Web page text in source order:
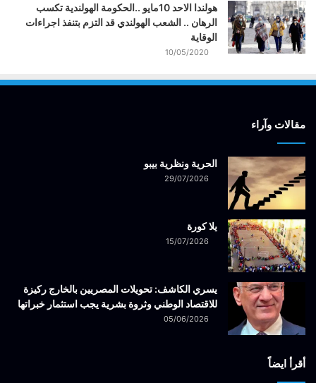
هولندا الاحد 10مايو ..الحكومة الهولندية تكسب
الرهان .. الشعب الهولندي قد التزم بتنفذ اجراءات
الوقاية
10/05/2020
مقالات وآراء
الحرية ونظرية بيبو
29/07/2026
يلا كورة
15/07/2026
يسري الكاشف: تحويلات المصريين بالخارج ركيزة
للاقتصاد الوطني وثروة بشرية يجب استثمار خبراتها
05/06/2026
أقرأ ايضاً